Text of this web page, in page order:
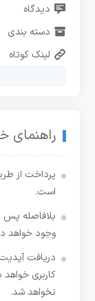
دیدگاه
دسته بندی
لینک کوتاه
راهنمای
پرداخت از
است.
بلافاصله پس
وجود خواهد
دریافت
کاربری خواهد
نخواهد شد.